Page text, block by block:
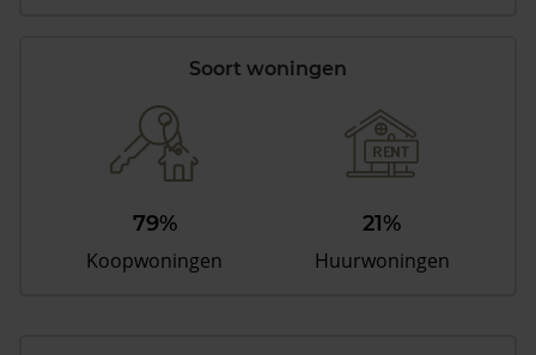
Soort woningen
79%
Koopwoningen
21%
Huurwoningen